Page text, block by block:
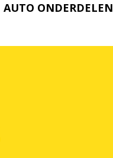
AUTO ONDERDELEN